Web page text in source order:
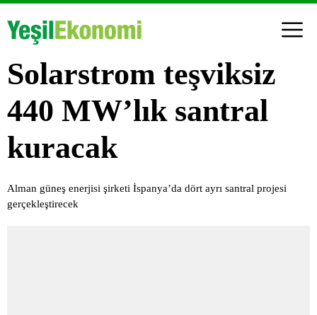
Solarstrom teşviksiz
440 MW’lık santral
kuracak
Alman güneş enerjisi şirketi İspanya’da dört ayrı santral projesi
gerçekleştirecek